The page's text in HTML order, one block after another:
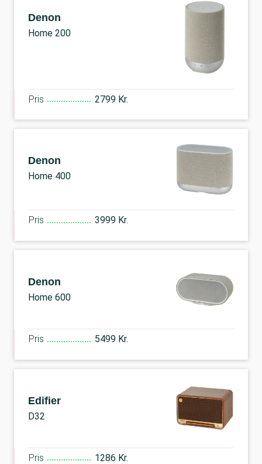
Denon
Home 200
Pris 2799 Kr.
Denon
Home 400
Pris 3999 Kr.
Denon
Home 600
Pris 5499 Kr.
Edifier
D32
Pris 1286 Kr.